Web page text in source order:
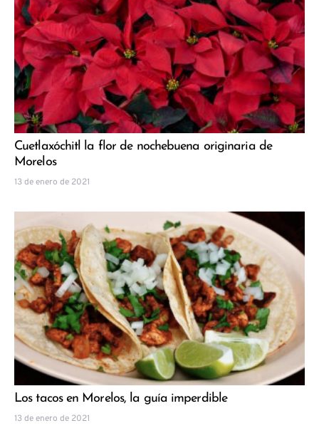
Cuetlaxóchitl la flor de nochebuena originaria de
Morelos
13 de enero de 2021
Los tacos en Morelos, la guía imperdible
13 de enero de 2021